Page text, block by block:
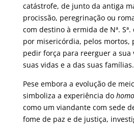
catástrofe, de junto da antiga
procissão, peregrinação ou
com destino à ermida de Nª.
por misericórdia, pelos mortos,
pedir força para reerguer a sua
suas vidas e a das suas famílias.
Pese embora a evolução de
simboliza a experiência do
como um viandante com sede
fome de paz e de justiça,